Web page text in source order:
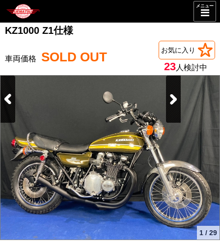
メニュー
KZ1000 Z1仕様
SOLD OUT お気に入り
23人検討中
1 / 29